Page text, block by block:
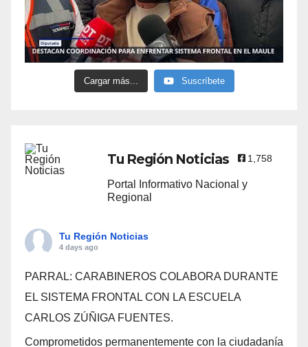
Cargar más... Suscríbete
Tu Región Noticias 1,758
Portal Informativo Nacional y
Regional
Tu Región Noticias
4 days ago
PARRAL: CARABINEROS COLABORA DURANTE
EL SISTEMA FRONTAL CON LA ESCUELA
CARLOS ZÚÑIGA FUENTES.
Comprometidos permanentemente con la ciudadanía